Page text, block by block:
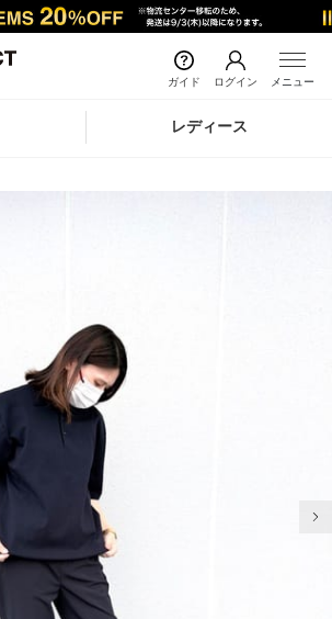
ガイド ログイン メニュー
レディース